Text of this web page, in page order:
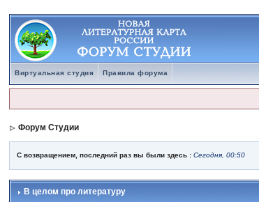
Виртуальная студия Правила форума
Форум Студии
С возвращением, последний раз вы были здесь :Сегодня, 00:50
В целом про литературу